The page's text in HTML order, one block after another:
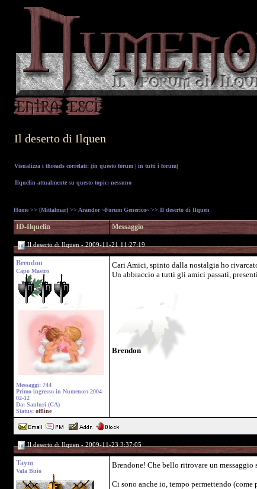
Il deserto di Ilquen
Visualizza i threads correlati: (in questo forum| in tutti i forum)
Ilquelin attualmente su questo topic: nessuno
Home>> [Mittalmar]>> Arandor ~Forum Generico~>> Il deserto di Ilquen
ID-Ilquelin Messaggio
Il deserto di Ilquen - 2009-11-21 11:27:19
Brendon
Capo Mastro
Messaggi: 744
Primo ingresso in Numenor: 2004-
02-12
Da: Sanluri (CA)
Status: offline
Cari Amici, spinto dalla nostalgia ho
Un abbraccio a tutti gli amici passati,
Brendon
Il deserto di Ilquen - 2009-11-23 3:37:05
Taym
Vala Buio
Brendone! Che bello ritrovare un
Ci sono anche io, tempo permettendo (come